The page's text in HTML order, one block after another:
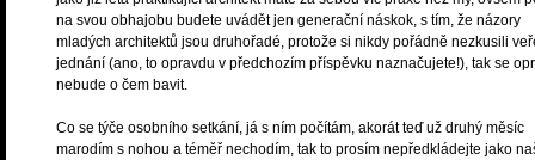
na svou obhajobu budete uvádět jen generační náskok, s tím, že názory
mladých architektů jsou druhořadé, protože si nikdy pořádně nezkusili
jednání (ano, to opravdu v předchozím příspěvku naznačujete!), tak se
nebude o čem bavit.
Co se týče osobního setkání, já s ním počítám, akorát teď už druhý měsíc
marodím s nohou a téměř nechodím, tak to prosím nepředkládejte jako